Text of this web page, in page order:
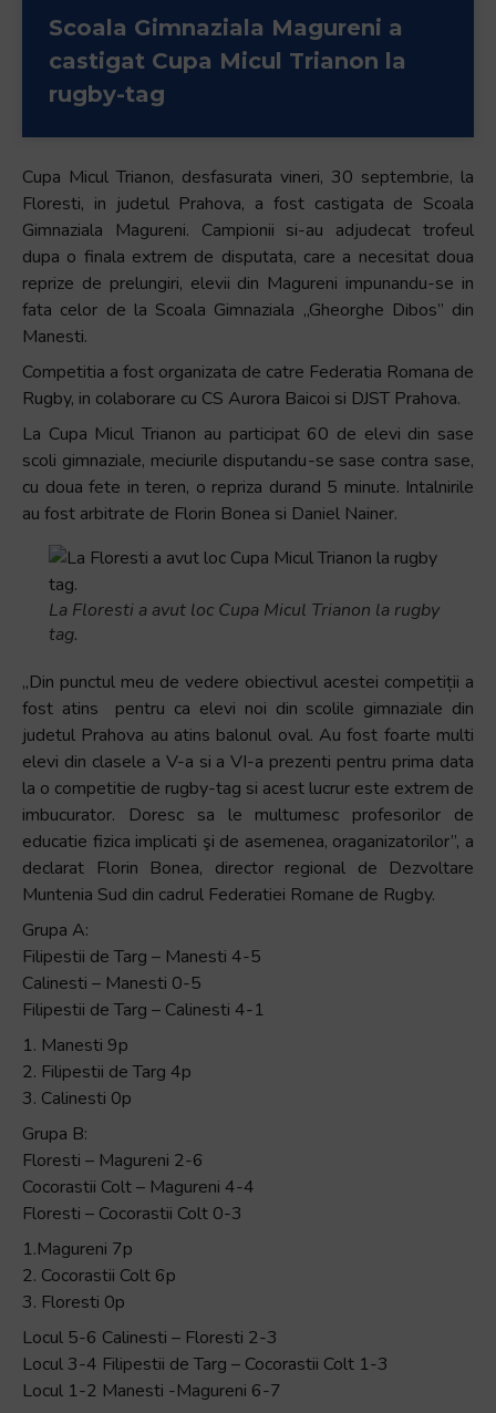
shortcut
screen
reader
help
you
navigate
and
interact
with
content.
Scoala Gimnaziala Magureni a
castigat Cupa Micul Trianon la
rugby-tag
Cupa Micul Trianon, desfasurata vineri, 30 septembrie, la
Floresti, in judetul Prahova, a fost castigata de Scoala
Gimnaziala Magureni. Campionii si-au adjudecat trofeul
dupa o finala extrem de disputata, care a necesitat doua
reprize de prelungiri, elevii din Magureni impunandu-se in
fata celor de la Scoala Gimnaziala „Gheorghe Dibos” din
Manesti.
Competitia a fost organizata de catre Federatia Romana de
Rugby, in colaborare cu CS Aurora Baicoi si DJST Prahova.
La Cupa Micul Trianon au participat 60 de elevi din sase
scoli gimnaziale, meciurile disputandu-se sase contra sase,
cu doua fete in teren, o repriza durand 5 minute. Intalnirile
au fost arbitrate de Florin Bonea si Daniel Nainer.
La Floresti a avut loc Cupa Micul Trianon la rugby
tag.
„Din punctul meu de vedere obiectivul acestei competiții a
fost atins pentru ca elevi noi din scolile gimnaziale din
judetul Prahova au atins balonul oval. Au fost foarte multi
elevi din clasele a V-a si a VI-a prezenti pentru prima data
la o competitie de rugby-tag si acest lucrur este extrem de
imbucurator. Doresc sa le multumesc profesorilor de
educatie fizica implicati şi de asemenea, oraganizatorilor”, a
declarat Florin Bonea, director regional de Dezvoltare
Muntenia Sud din cadrul Federatiei Romane de Rugby.
Grupa A:
Filipestii de Targ – Manesti 4-5
Calinesti – Manesti 0-5
Filipestii de Targ – Calinesti 4-1
1. Manesti 9p
2. Filipestii de Targ 4p
3. Calinesti 0p
Grupa B:
Floresti – Magureni 2-6
Cocorastii Colt – Magureni 4-4
Floresti – Cocorastii Colt 0-3
1.Magureni 7p
2. Cocorastii Colt 6p
3. Floresti 0p
Locul 5-6 Calinesti – Floresti 2-3
Locul 3-4 Filipestii de Targ – Cocorastii Colt 1-3
Locul 1-2 Manesti -Magureni 6-7